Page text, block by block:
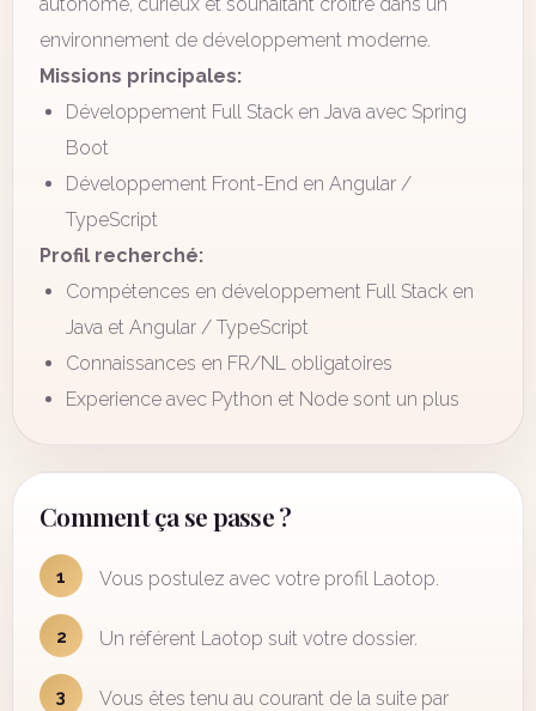
environnement de développement moderne.
Missions principales:
Développement Full Stack en Java avec Spring
Boot
Développement Front-End en Angular /
TypeScript
Profil recherché:
Compétences en développement Full Stack en
Java et Angular / TypeScript
Connaissances en FR/NL obligatoires
Experience avec Python et Node sont un plus
Comment ça se passe ?
1 Vous postulez avec votre profil Laotop.
2 Un référent Laotop suit votre dossier.
3
Vous êtes tenu au courant de la suite par